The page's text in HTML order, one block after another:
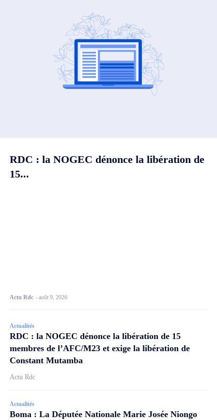
RDC : la NOGEC dénonce la libération de
15...
Actu Rdc -août 9, 2026
Actualités
RDC : la NOGEC dénonce la libération de 15
membres de l’AFC/M23 et exige la libération de
Constant Mutamba
Actu Rdc
Actualités
Boma : La Députée Nationale Marie Josée Niongo